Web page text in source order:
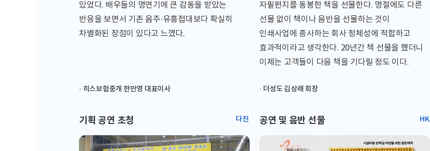
있었다. 배우들의 명연기에 큰 감동을 받았는
반응을 보면서 기존 음주·유흥접대보다 확실히
차별화된 장점이 있다고 느꼈다.
· 히스보험중개 한만영 대표이사
자필편지를 동봉한 책을 선물한다. 명절에도 다른
선물 없이 책이나 음반을 선물하는 것이
인쇄사업에 종사하는 회사 정체성에 적합하고
효과적이라고 생각한다. 20년간 책 선물을 했더니
이제는 고객들이 다음 책을 기다릴 정도 이다.
· 더성도 김상래 회장
기획 공연 초청 다진 공연 및 음반 선물 HK